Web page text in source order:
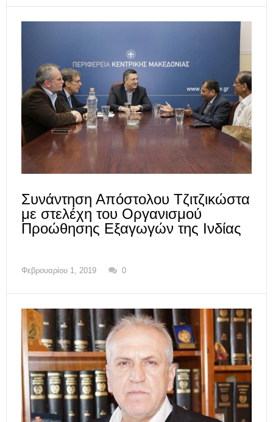
Συνάντηση Απόστολου Τζιτζικώστα
με στελέχη του Οργανισμού
Προώθησης Εξαγωγών της Ινδίας
Φεβρουαρίου 1, 2019 0